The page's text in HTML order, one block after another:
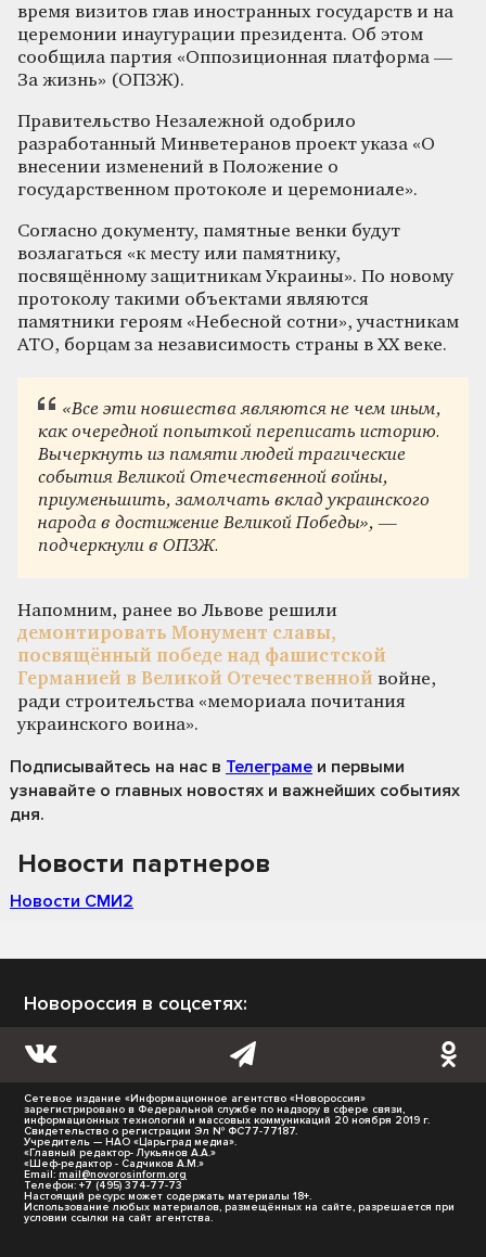
время визитов глав иностранных государств и на
церемонии инаугурации президента. Об этом
сообщила партия «Оппозиционная платформа —
За жизнь» (ОПЗЖ).
Правительство Незалежной одобрило
разработанный Минветеранов проект указа «О
внесении изменений в Положение о
государственном протоколе и церемониале».
Согласно документу, памятные венки будут
возлагаться «к месту или памятнику,
посвящённому защитникам Украины». По новому
протоколу такими объектами являются
памятники героям «Небесной сотни», участникам
АТО, борцам за независимость страны в ХХ веке.
«Все эти новшества являются не чем иным,
как очередной попыткой переписать историю.
Вычеркнуть из памяти людей трагические
события Великой Отечественной войны,
приуменьшить, замолчать вклад украинского
народа в достижение Великой Победы», —
подчеркнули в ОПЗЖ.
Напомним, ранее во Львове решили
демонтировать Монумент славы,
посвящённый победе над фашистской
Германией в Великой Отечественной войне,
ради строительства «мемориала почитания
украинского воина».
Подписывайтесь на нас в Телеграме и первыми
узнавайте о главных новостях и важнейших событиях
дня.
Новости партнеров
Новости СМИ2
Новороссия в соцсетях:
Сетевое издание «Информационное агентство «Новороссия»
зарегистрировано в Федеральной службе по надзору в сфере связи,
информационных технологий и массовых коммуникаций 20 ноября 2019 г.
Свидетельство о регистрации Эл № ФС77-77187.
Учредитель — НАО «Царьград медиа».
«Главный редактор- Лукьянов А.А.»
«Шеф-редактор - Садчиков А.М.»
Email: mail@novorosinform.org
Телефон: +7 (495) 374-77-73
Настоящий ресурс может содержать материалы 18+.
Использование любых материалов, размещённых на сайте, разрешается при
условии ссылки на сайт агентства.